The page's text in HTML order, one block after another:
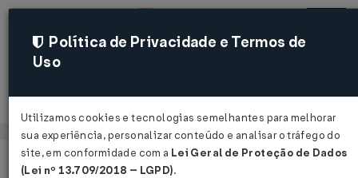
Acessar
Página Inicial Legislações
Política de Privacidade e Termos de
Uso
Utilizamos cookies e tecnologias semelhantes para melhorar
sua experiência, personalizar conteúdo e analisar o tráfego do
site, em conformidade com a Lei Geral de Proteção de Dados
(Lei nº 13.709/2018 – LGPD).